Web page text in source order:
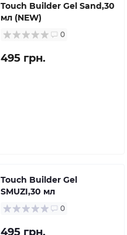
Touch Builder Gel Sand,30
мл (NEW)
0
495 грн.
Touch Builder Gel
SMUZI,30 мл
0
495 грн.